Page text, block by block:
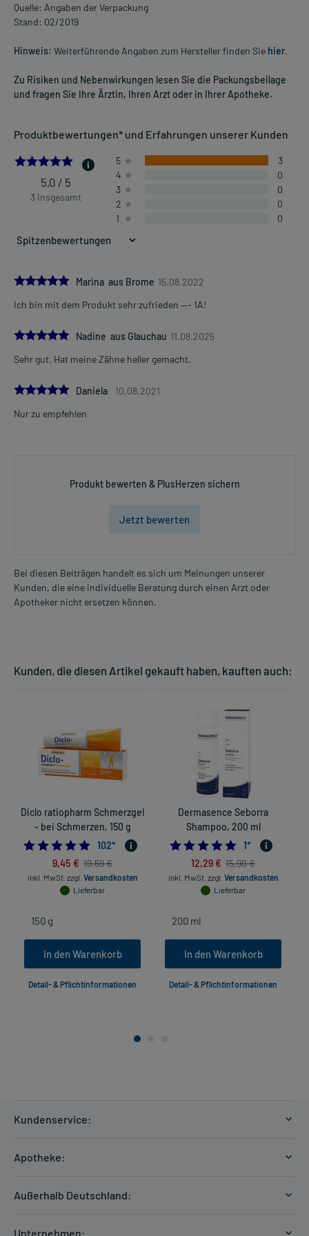
Quelle: Angaben der Verpackung
Stand: 02/2019
Hinweis: Weiterführende Angaben zum Hersteller finden Sie hier.
Zu Risiken und Nebenwirkungen lesen Sie die Packungsbeilage
und fragen Sie Ihre Ärztin, Ihren Arzt oder in Ihrer Apotheke.
Produktbewertungen* und Erfahrungen unserer Kunden
5.0
5,0 / 5
3 insgesamt
5
3
4
0
3
0
2
0
1
0
5.0
Marina aus Brome 15.08.2022
Ich bin mit dem Produkt sehr zufrieden --- 1A!
5.0
Nadine aus Glauchau 11.08.2025
Sehr gut. Hat meine Zähne heller gemacht.
5.0
Daniela
10.08.2021
Nur zu empfehlen
Produkt bewerten & PlusHerzen sichern
Jetzt bewerten
Bei diesen Beiträgen handelt es sich um Meinungen unserer
Kunden, die eine individuelle Beratung durch einen Arzt oder
Apotheker nicht ersetzen können.
Kunden, die diesen Artikel gekauft haben, kauften auch:
Diclo ratiopharm Schmerzgel
- bei Schmerzen, 150 g
4.862745098039215
102*
9,45 € 19,69 €
inkl. MwSt. zzgl. Versandkosten
Lieferbar
In den Warenkorb
Detail- & Pflichtinformationen
Dermasence Seborra
Shampoo, 200 ml
5.0
1*
12,29 € 15,90 €
inkl. MwSt. zzgl. Versandkosten
Lieferbar
In den Warenkorb
Detail- & Pflichtinformationen
Kundenservice:
Hilfe
Apotheke:
Außerhalb Deutschland:
Unternehmen: